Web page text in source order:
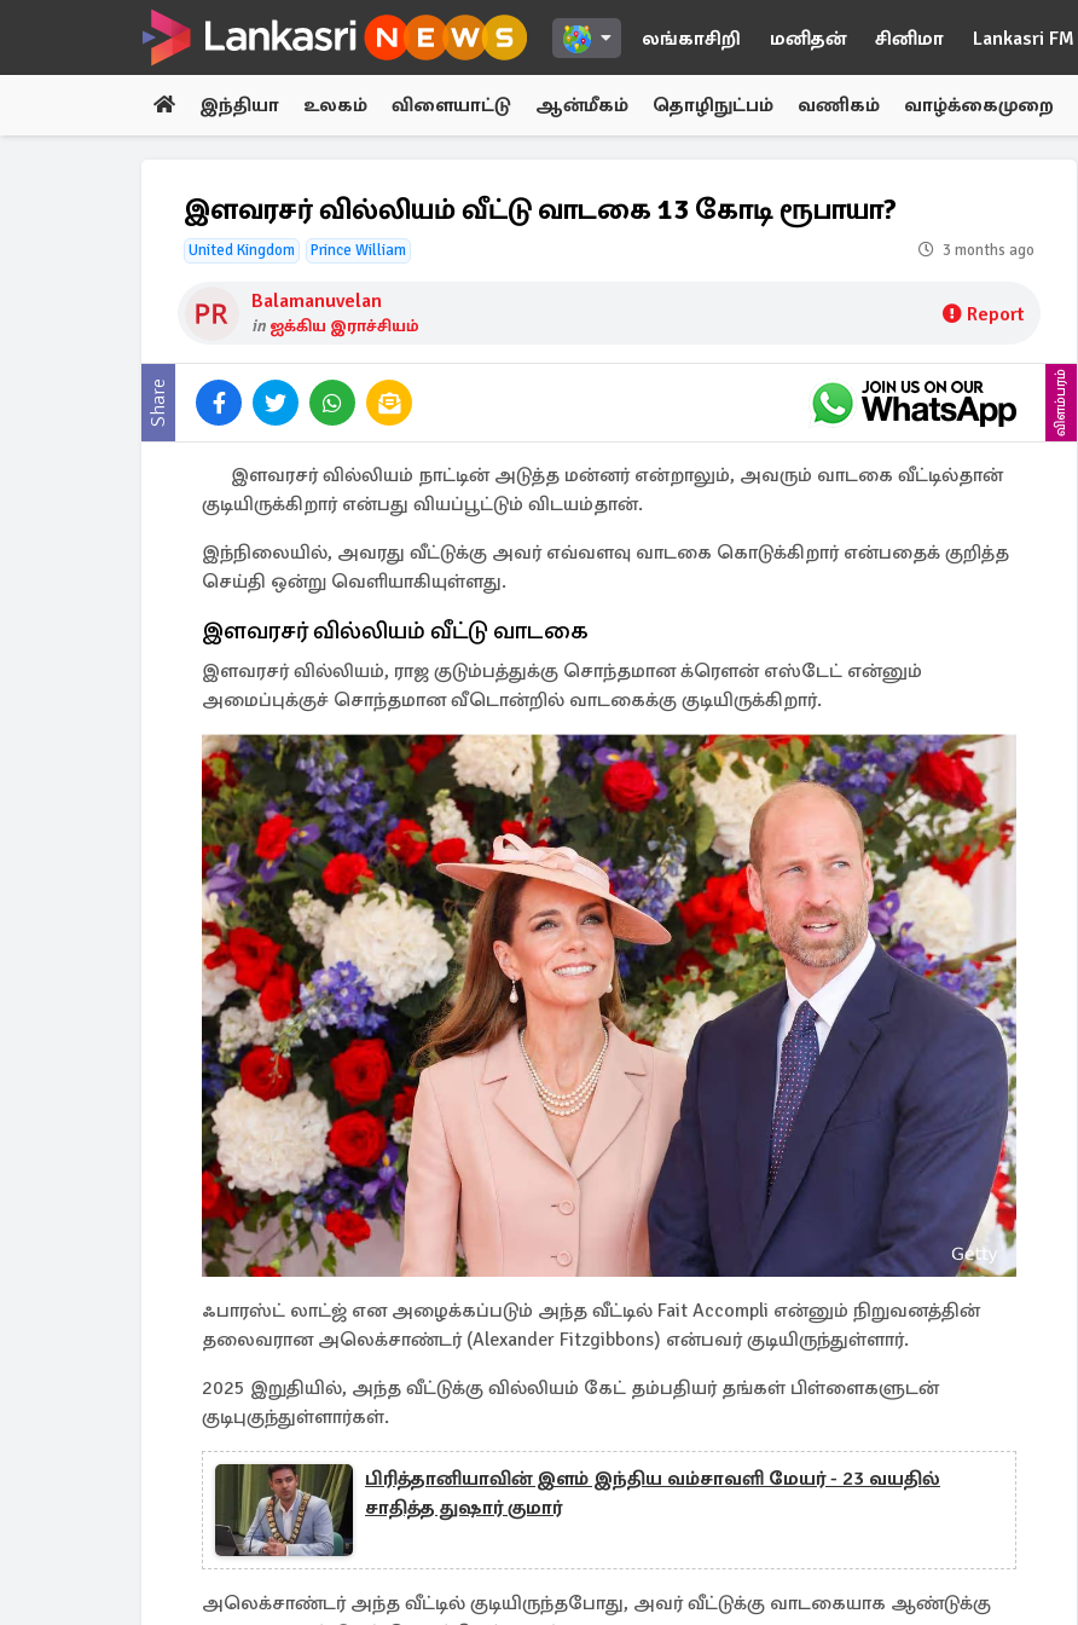
லங்காசிறி மனிதன் சினிமா Lankasri FM
இந்தியா உலகம் விளையாட்டு ஆன்மீகம் தொழிநுட்பம் வணிகம் வாழ்க்கைமுறை
இளவரசர் வில்லியம் வீட்டு வாடகை 13 கோடி ரூபாயா?
United Kingdom Prince William 3 months ago
Balamanuvelan
in ஐக்கிய இராச்சியம் Report
Share விளம்பரம்
இளவரசர் வில்லியம் நாட்டின் அடுத்த மன்னர் என்றாலும், அவரும் வாடகை வீட்டில்தான்
குடியிருக்கிறார் என்பது வியப்பூட்டும் விடயம்தான்.
இந்நிலையில், அவரது வீட்டுக்கு அவர் எவ்வளவு வாடகை கொடுக்கிறார் என்பதைக் குறித்த
செய்தி ஒன்று வெளியாகியுள்ளது.
இளவரசர் வில்லியம் வீட்டு வாடகை
இளவரசர் வில்லியம், ராஜ குடும்பத்துக்கு சொந்தமான க்ரௌன் எஸ்டேட் என்னும்
அமைப்புக்குச் சொந்தமான வீடொன்றில் வாடகைக்கு குடியிருக்கிறார்.
ஃபாரஸ்ட் லாட்ஜ் என அழைக்கப்படும் அந்த வீட்டில் Fait Accompli என்னும் நிறுவனத்தின்
தலைவரான அலெக்சாண்டர் (Alexander Fitzgibbons) என்பவர் குடியிருந்துள்ளார்.
2025 இறுதியில், அந்த வீட்டுக்கு வில்லியம் கேட் தம்பதியர் தங்கள் பிள்ளைகளுடன்
குடிபுகுந்துள்ளார்கள்.
பிரித்தானியாவின் இளம் இந்திய வம்சாவளி மேயர் - 23 வயதில்
சாதித்த துஷார் குமார்
அலெக்சாண்டர் அந்த வீட்டில் குடியிருந்தபோது, அவர் வீட்டுக்கு வாடகையாக ஆண்டுக்கு